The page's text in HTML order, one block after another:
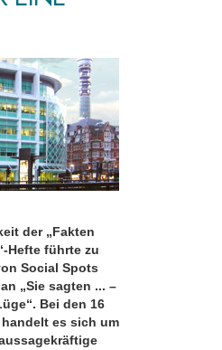
der „Fakten
Hefte führte zu
Social Spots
„Sie sagten ... –
Bei den 16
es sich um